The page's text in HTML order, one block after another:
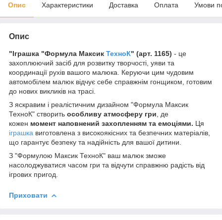
Опис Характеристики Доставка Оплата Умови
Опис
"Iграшка "Формула Максик ТехноК" (арт. 1165) - це
захоплюючий засіб для розвитку творчості, уяви та
координації рухів вашого малюка. Керуючи цим чудовим
автомобілем малюк відчує себе справжнім гонщиком, готовим
до нових викликів на трасі.
З яскравим і реалістичним дизайном "Формула Максик
ТехноК" створить особливу атмосферу гри , де
кожен момент наповнений захопленням та емоціями. Ця
іграшка виготовлена з високоякісних та безпечних матеріалів,
що гарантує безпеку та надійність для вашої дитини.
З "Формулою Максик ТехноК" ваш малюк зможе
насолоджуватися часом гри та відчути справжню радість від
ігрових пригод.
Приховати